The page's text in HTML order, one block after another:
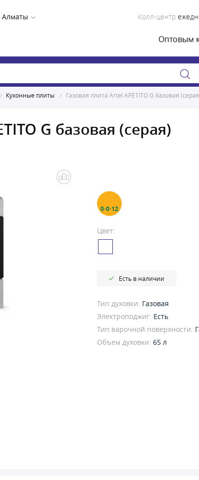
Алматы Колл-центр
Оптовым
Кухонные плиты Газовая плита Artel APETITO G базовая
G базовая (серая)
0·0·12
Цвет:
Есть в наличии
Тип духовки: Газовая
Электроподжиг: Есть
Тип варочной поверхности:
Объем духовки: 65 л